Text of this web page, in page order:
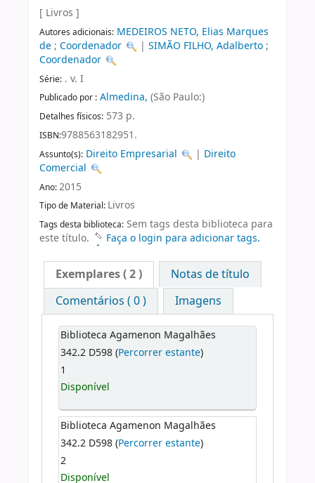
[ Livros ]
Autores adicionais: MEDEIROS NETO, Elias Marques
de; Coordenador |SIMÃO FILHO, Adalberto;
Coordenador
Série: . v. I
Publicado por : Almedina, (São Paulo:)
Detalhes físicos: 573 p.
ISBN:9788563182951.
Assunto(s): Direito Empresarial | Direito
Comercial
Ano:2015
Tipo de Material: Livros
Tags desta biblioteca: Sem tags desta biblioteca para
este título.
Faça o login para adicionar tags.
Exemplares( 2 )
Notas de título
Comentários ( 0 )
Imagens
Biblioteca Agamenon Magalhães
342.2 D598 (Percorrer estante)
1
Disponível
Biblioteca Agamenon Magalhães
342.2 D598 (Percorrer estante)
2
Disponível